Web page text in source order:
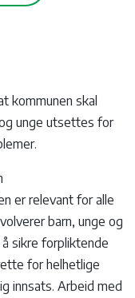
kommunen skal
unge utsettes for
er relevant for alle
barn, unge og
sikre forpliktende
for helhetlige
innsats. Arbeid med